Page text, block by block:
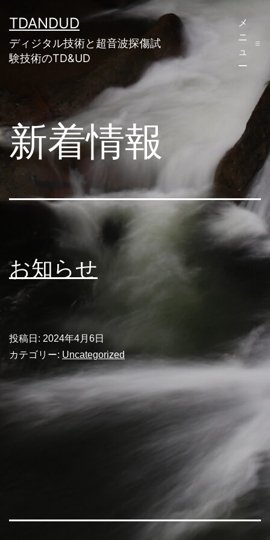
ン
テ
ス
キ
TDANDUD
ディジタル技術と超音波探傷試
験技術のTD&UD
メ
ニ
ュ
ー
新着情報
お知らせ
投稿日: 2024年4月6日
カテゴリー: Uncategorized